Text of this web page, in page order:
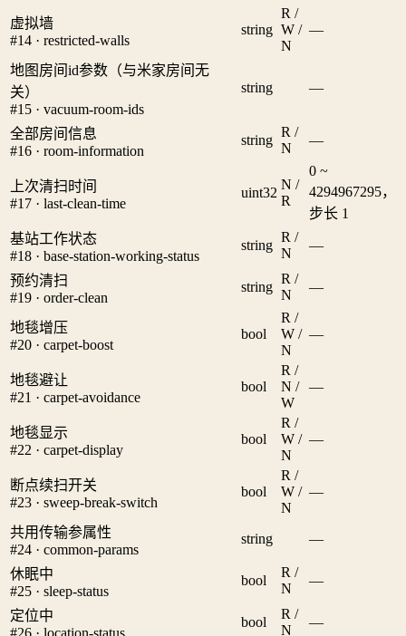
虚拟墙
#14 · restricted-walls
string
R /
W /
N
—
地图房间id参数（与米家房间无
关）
#15 · vacuum-room-ids
string —
全部房间信息
#16 · room-information
string
R /
N
—
上次清扫时间
#17 · last-clean-time
uint32
N /
R
0 ~
4294967295，
步长 1
基站工作状态
#18 · base-station-working-status
string
R /
N
—
预约清扫
#19 · order-clean
string
R /
N
—
地毯增压
#20 · carpet-boost
bool
R /
W /
N
—
地毯避让
#21 · carpet-avoidance
bool
R /
N /
W
—
地毯显示
#22 · carpet-display
bool
R /
W /
N
—
断点续扫开关
#23 · sweep-break-switch
bool
R /
W /
N
—
共用传输参属性
#24 · common-params
string —
休眠中
#25 · sleep-status
bool
R /
N
—
定位中
#26 · location-status
bool
R /
N
—